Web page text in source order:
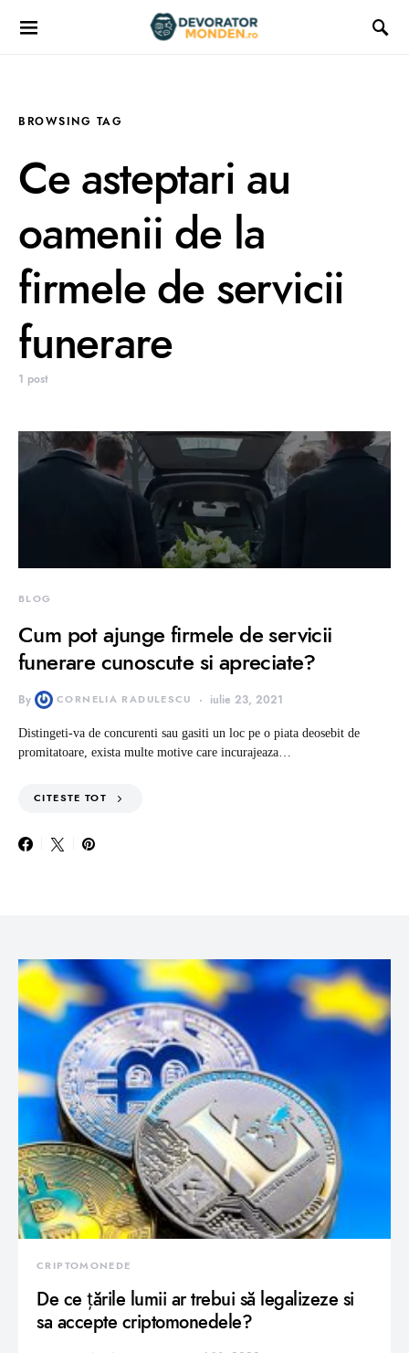
BROWSING TAG
Ce asteptari au
oamenii de la
firmele de servicii
funerare
1 post
BLOG
Cum pot ajunge firmele de servicii
funerare cunoscute si apreciate?
By CORNELIA RADULESCU iulie 23, 2021
Distingeti-va de concurenti sau gasiti un loc pe o piata deosebit de
promitatoare, exista multe motive care incurajeaza…
CITESTE TOT
CRIPTOMONEDE
De ce țările lumii ar trebui să legalizeze si
sa accepte criptomonedele?